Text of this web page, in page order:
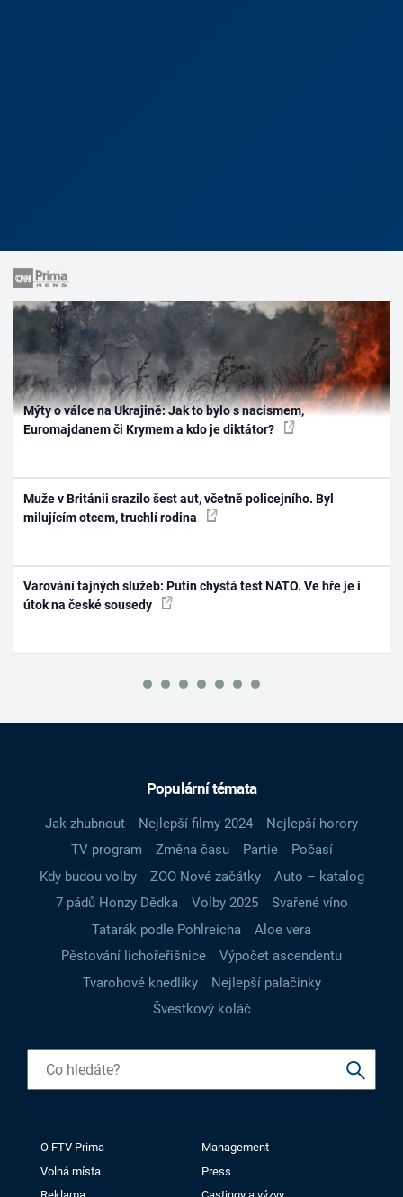
Mýty o válce na Ukrajině: Jak to bylo s nacismem,
Euromajdanem či Krymem a kdo je diktátor?
Muže v Británii srazilo šest aut, včetně policejního. Byl
milujícím otcem, truchlí rodina
Varování tajných služeb: Putin chystá test NATO. Ve hře je i
útok na české sousedy
Populární témata
Jak zhubnout Nejlepší filmy 2024
Nejlepší horory
TV program
Změna času Partie
Počasí
Kdy budou volby
ZOO Nové začátky
Auto – katalog
7 pádů Honzy Dědka
Volby 2025
Svařené víno
Tatarák podle Pohlreicha
Aloe vera
Pěstování lichořeřišnice
Výpočet ascendentu
Tvarohové knedlíky
Nejlepší palačinky
Švestkový koláč
O FTV Prima
Management
Volná místa
Press